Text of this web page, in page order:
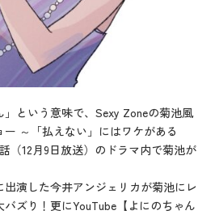
」という意味で、Sexy Zoneの菊池風
～「払えない」にはワケがある
（12月9日放送）のドラマ内で菊池が
演した今井アンジェリカが菊池にレ
ズり！更にYouTube【よにのちゃん